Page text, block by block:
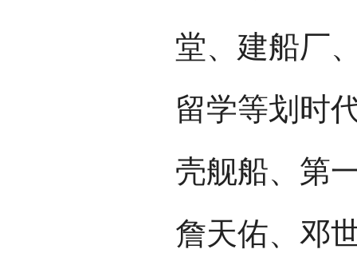
堂、建船厂
留学等划时
壳舰船、第
詹天佑、邓